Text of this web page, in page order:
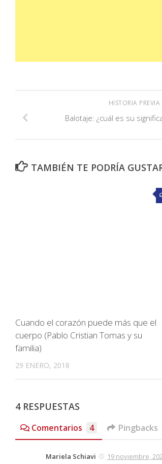
HISTORIA PREVIA
Balotaje: ¿cuál es su
TAMBIÉN TE PODRÍA
Cuando el corazón puede más que el
cuerpo (Pablo Cristian Tomas y su
familia)
29 ENERO, 2018
4 RESPUESTAS
Comentarios 4 Pingbacks
Mariela Schiavi 19 noviembre,